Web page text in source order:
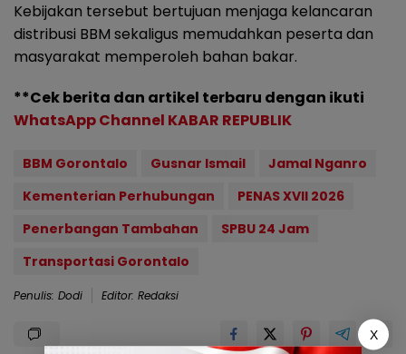
Kebijakan tersebut bertujuan menjaga kelancaran
distribusi BBM sekaligus memudahkan peserta dan
masyarakat memperoleh bahan bakar.
**Cek berita dan artikel terbaru dengan ikuti
WhatsApp Channel KABAR REPUBLIK
BBM Gorontalo Gusnar Ismail
Jamal Nganro
Kementerian Perhubungan
PENAS XVII 2026
Penerbangan Tambahan
SPBU 24 Jam
Transportasi Gorontalo
Penulis: Dodi Editor: Redaksi
X